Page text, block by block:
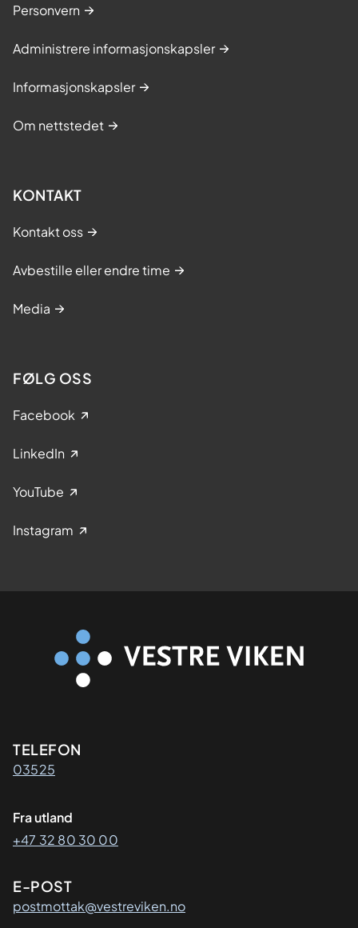
Personvern
Administrere informasjonskapsler
Informasjonskapsler
Om nettstedet
KONTAKT
Kontakt oss
Avbestille eller endre time
Media
FØLG OSS
Facebook
LinkedIn
YouTube
Instagram
Kontaktinformasjon
TELEFON
03525
Fra utland
+47 32 80 30 00
E-POST
postmottak@vestreviken.no